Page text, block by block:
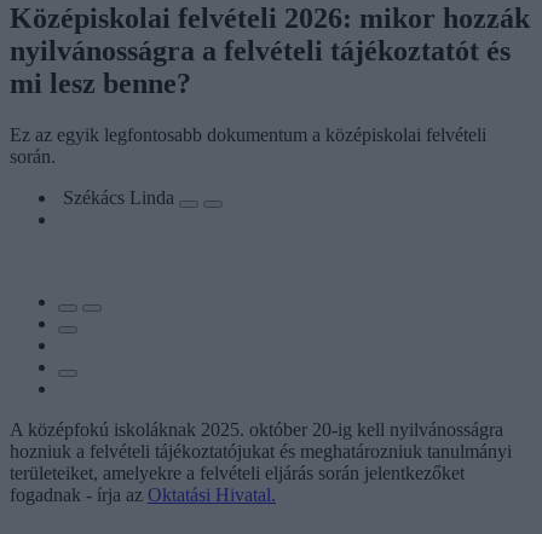
Középiskolai felvételi 2026: mikor hozzák
nyilvánosságra a felvételi tájékoztatót és
mi lesz benne?
Ez az egyik legfontosabb dokumentum a középiskolai felvételi
során.
Székács Linda
A középfokú iskoláknak 2025. október 20-ig kell nyilvánosságra
hozniuk a felvételi tájékoztatójukat és meghatározniuk tanulmányi
területeiket, amelyekre a felvételi eljárás során jelentkezőket
fogadnak - írja az Oktatási Hivatal.